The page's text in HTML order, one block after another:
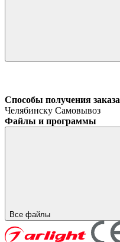
Способы получения заказа
Челябинску Самовывоз
Файлы и программы
Все файлы